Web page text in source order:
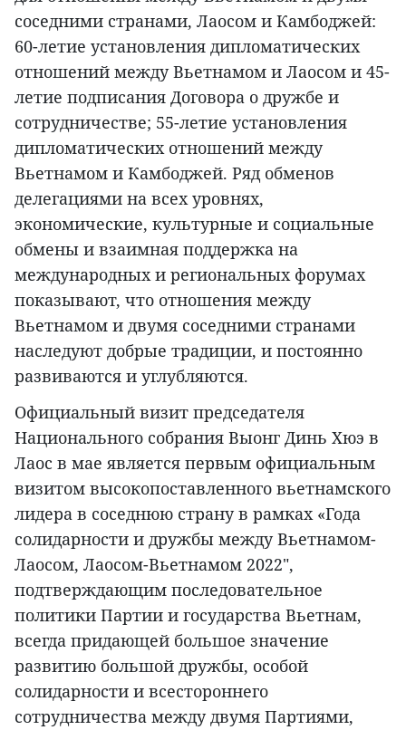
соседними странами, Лаосом и Камбоджей:
60-летие установления дипломатических
отношений между Вьетнамом и Лаосом и 45-
летие подписания Договора о дружбе и
сотрудничестве; 55-летие установления
дипломатических отношений между
Вьетнамом и Камбоджей. Ряд обменов
делегациями на всех уровнях,
экономические, культурные и социальные
обмены и взаимная поддержка на
международных и региональных форумах
показывают, что отношения между
Вьетнамом и двумя соседними странами
наследуют добрые традиции, и постоянно
развиваются и углубляются.
Официальный визит председателя
Национального собрания Выонг Динь Хюэ в
Лаос в мае является первым официальным
визитом высокопоставленного вьетнамского
лидера в соседнюю страну в рамках «Года
солидарности и дружбы между Вьетнамом-
Лаосом, Лаосом-Вьетнамом 2022",
подтверждающим последовательное
политики Партии и государства Вьетнам,
всегда придающей большое значение
развитию большой дружбы, особой
солидарности и всестороннего
сотрудничества между двумя Партиями,